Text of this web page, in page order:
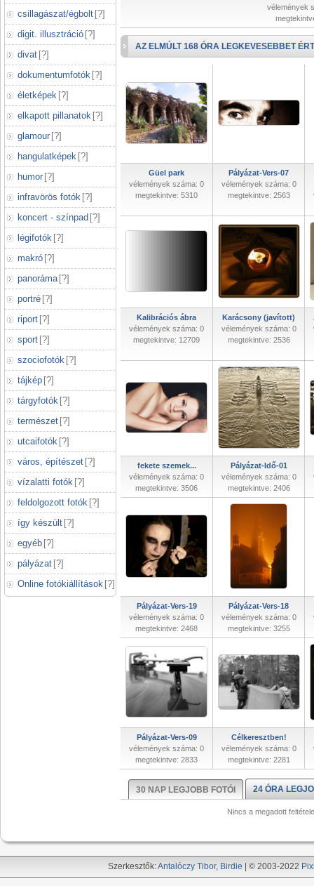
csillagászat/égbolt [?]
digit. illusztráció [?]
divat [?]
dokumentumfotók [?]
életképek [?]
elkapott pillanatok [?]
glamour [?]
hangulatképek [?]
humor [?]
infravörös fotók [?]
koncert - színpad [?]
légifotók [?]
makró [?]
panoráma [?]
portré [?]
riport [?]
sport [?]
szociofotók [?]
tájkép [?]
tárgyfotók [?]
természet [?]
utcaifotók [?]
város, építészet [?]
vízalatti fotók [?]
feldolgozott fotók [?]
így készült [?]
egyéb [?]
pályázat [?]
Online fotókiállítások [?]
vélemények
AZ ELMÚLT 168 ÓRA LEGKEVESEBBET
Güel park
vélemények száma: 0
megtekintve: 5310
Pályázat-Vers-07
vélemények száma: 0
megtekintve: 2563
Kalibrációs ábra
vélemények száma: 0
megtekintve: 12709
Karácsony (javított)
vélemények száma: 0
megtekintve: 2536
fekete szemek...
vélemények száma: 0
megtekintve: 3506
Pályázat-Idő-01
vélemények száma: 0
megtekintve: 2406
Pályázat-Vers-19
vélemények száma: 0
megtekintve: 2468
Pályázat-Vers-18
vélemények száma: 0
megtekintve: 3255
Pályázat-Vers-09
vélemények száma: 0
megtekintve: 2833
Célkeresztben!
vélemények száma: 0
megtekintve: 2281
30 NAP LEGJOBB FOTÓI 24 ÓRA
Nincs a megadott
Szerkesztők:Antalóczy Tibor, Birdie | © 2003-2022